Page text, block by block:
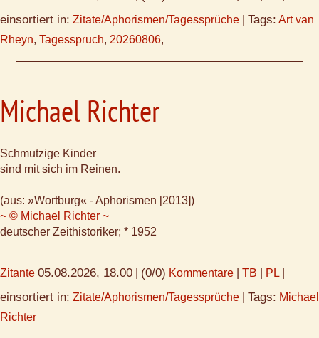
einsortiert in: Zitate/Aphorismen/Tagessprüche Tags: Art van
Rheyn, Tagesspruch, 20260806,
Michael Richter
Schmutzige Kinder
sind mit sich im Reinen.
(aus: »Wortburg« - Aphorismen [2013])
~ © Michael Richter ~
deutscher Zeithistoriker; * 1952
Zitante 05.08.2026, 18.00 (0/0) Kommentare TB PL
einsortiert in: Zitate/Aphorismen/Tagessprüche Tags: Michael
Richter